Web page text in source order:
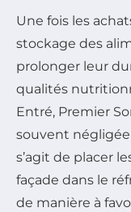
Une fois les
stockage des
prolonger leur
qualités
Entré, Premier
souvent négligée
s’agit de placer
façade dans le
de manière à